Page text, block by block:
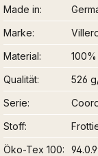
Made in
Marke
Material
Qualität
526
Serie
Stoff
Öko-Tex 100